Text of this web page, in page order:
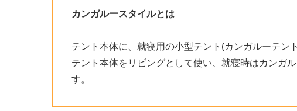
カンガルースタイルとは
テント本体に、就寝用の小型テント(カンガルーテン
テント本体をリビングとして使い、就寝時はカンガ
す。